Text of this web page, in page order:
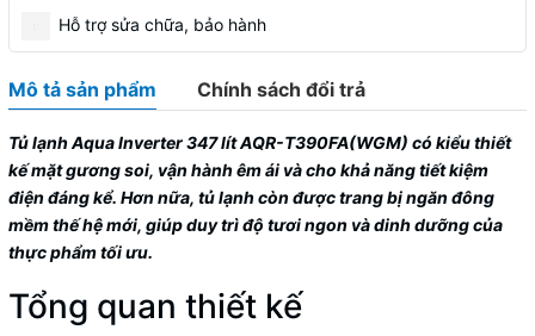
Hỗ trợ sửa chữa, bảo hành
Mô tả sản phẩm Chính sách đổi trả
Tủ lạnh Aqua Inverter 347 lít AQR-T390FA(WGM) có kiểu thiết
kế mặt gương soi, vận hành êm ái và cho khả năng tiết kiệm
điện đáng kể. Hơn nữa, tủ lạnh còn được trang bị ngăn đông
mềm thế hệ mới, giúp duy trì độ tươi ngon và dinh dưỡng của
thực phẩm tối ưu.
Tổng quan thiết kế